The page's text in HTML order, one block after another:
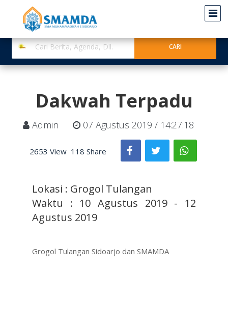
Dakwah Terpadu
Admin 07 Agustus 2019 / 14:27:18
2653 View 118 Share
Lokasi : Grogol Tulangan
Waktu : 10 Agustus 2019 - 12
Agustus 2019
Grogol Tulangan Sidoarjo dan SMAMDA